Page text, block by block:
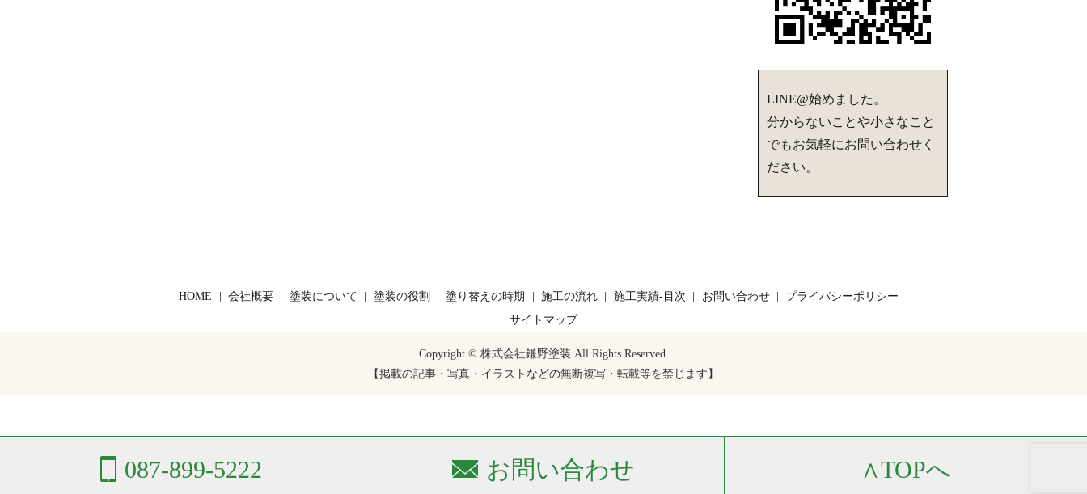
LINE@始めました。
分からないことや小さなこと
でもお気軽にお問い合わせく
ださい。
087-899-5222 お問い合わせ ∧TOPへ
HOME 会社概要 塗装について 塗装の役割 塗り替えの時期 施工の流れ 施工実績-目次 お問い合わせ
プライバシーポリシー
サイトマップ
Copyright © 株式会社鎌野塗装 All Rights Reserved.
【掲載の記事・写真・イラストなどの無断複写・転載等を禁じます】